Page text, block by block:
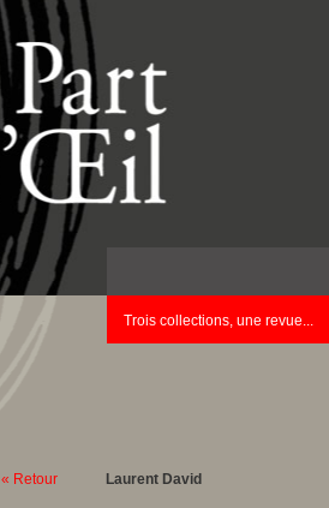
Trois collections, une revue...
« Retour Laurent David